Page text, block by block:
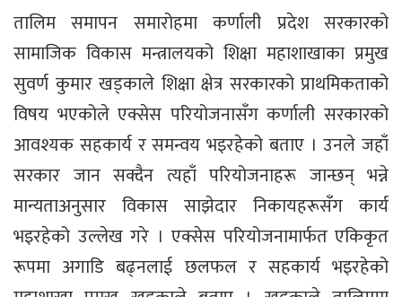
तालिम समापन समारोहमा कर्णाली प्रदेश सरकारको
सामाजिक विकास मन्त्रालयको शिक्षा महाशाखाका प्रमुख
सुवर्ण कुमार खड्काले शिक्षा क्षेत्र सरकारको प्राथमिकताको
विषय भएकोले एक्सेस परियोजनासँग कर्णाली सरकारको
आवश्यक सहकार्य र समन्वय भइरहेको बताए । उनले जहाँ
सरकार जान सक्दैन त्यहाँ परियोजनाहरू जान्छन् भन्ने
मान्यताअनुसार विकास साझेदार निकायहरूसँग कार्य
भइरहेको उल्लेख गरे । एक्सेस परियोजनामार्फत एकिकृत
रूपमा अगाडि बढ्नलाई छलफल र सहकार्य भइरहेको